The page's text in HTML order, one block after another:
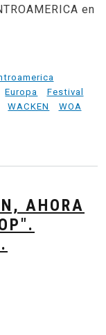
en
Europa
Festival
WACKEN WOA
AHORA